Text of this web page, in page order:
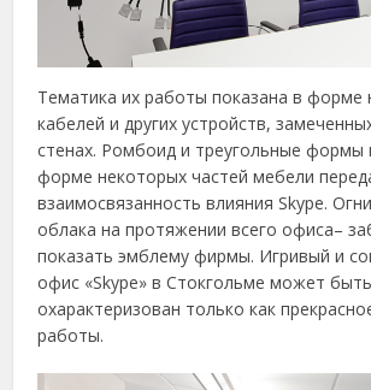
Тематика их работы показана в форме
кабелей и других устройств,
стенах. Ромбоид и треугольные формы
форме некоторых частей мебели
взаимосвязанность влияния Skype.
облака на протяжении всего офиса–
показать эмблему фирмы. Игривый и
офис «Skype» в Стокгольме может быть
охарактеризован только как
работы.